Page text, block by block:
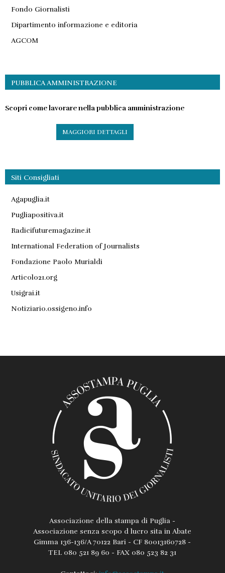
Fondo Giornalisti
Dipartimento informazione e editoria
AGCOM
PUBBLICA AMMINISTRAZIONE
Scopri come lavorare nella pubblica amministrazione
MAGGIORI DETTAGLI
Siti Consigliati
Agapuglia.it
Pugliapositiva.it
Radicifuturemagazine.it
International Federation of Journalists
Fondazione Paolo Murialdi
Articolo21.org
Usigrai.it
Notiziario.ossigeno.info
Associazione della stampa di Puglia -
Associazione senza scopo d lucro sita in Abate
Gimma 136-136/A 70122 Bari - CF 80013160728 -
TEL 080 521 89 60 - FAX 080 523 82 31